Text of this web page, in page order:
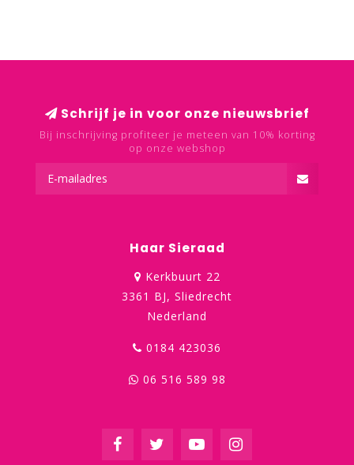
Schrijf je in voor onze nieuwsbrief
Bij inschrijving profiteer je meteen van 10% korting
op onze webshop
Haar Sieraad
Kerkbuurt 22
3361 BJ, Sliedrecht
Nederland
0184 423036
06 516 589 98